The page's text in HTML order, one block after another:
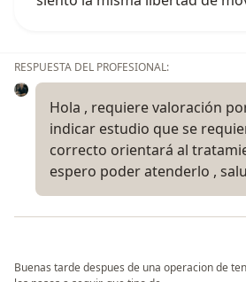
RESPUESTA DEL PROFESIONAL:
Hola , requiere valoración
indicar estudio que se
correcto orientará al
espero poder atenderlo ,
Buenas tarde despues de una operacion de